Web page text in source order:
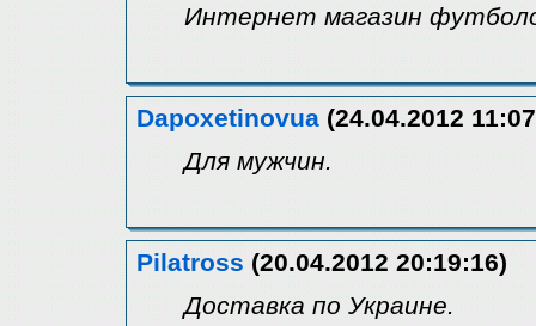
Интернет магазин
Dapoxetinovua (24.04.2012
Для мужчин.
Pilatross (20.04.2012 20:19:16)
Доставка по Украине.